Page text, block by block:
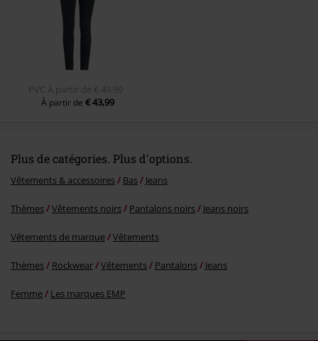
PVC À partir de € 49,99
À partir de € 43,99
Plus de catégories. Plus d'options.
Vêtements & accessoires Bas Jeans
Thèmes Vêtements noirs Pantalons noirs Jeans noirs
Vêtements de marque Vêtements
Thèmes Rockwear Vêtements Pantalons Jeans
Femme Les marques EMP